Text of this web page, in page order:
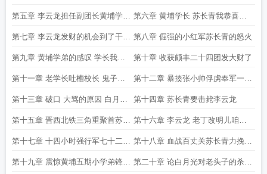
一直跟您混了
第五章 李云龙担任副团长黄埔学长
大驾光临
第六章 黄埔学长 苏长青我恭喜你
发财了啊
第七章 李云龙发财的机会到了干不
干
第八章 倔强的小红军苏长青的怒火
第九章 黄埔学弟的感叹 学长我还
是远远不如你啊
第十章 收获颇丰二十四团发大财了
第十一章 老学长吐槽校长 鬼子不
管还搞攘外必先安内那套
第十二章 暴揍张小帅俘虏奉军一个
师震惊总部首长
第十三章 破口 大骂的原因 白月光
跟人跑了
第十四章 苏长青要击毙李云龙
第十五章 晋西北铁三角重聚首苏长
青成铁三角顶头上司
第十六章 李云龙 老丁改明儿咱让
纵队长给你弄个东洋娘们
第十七章 十四小时强行军七十二公
里这到底是一支怎样的部队
第十八章 血战百丈关苏长青力挽狂
澜名动大夏的钢铁之师
第十九章 震惊黄埔五期小学弟锋芒 第二十章 论白月光对老头子的杀伤